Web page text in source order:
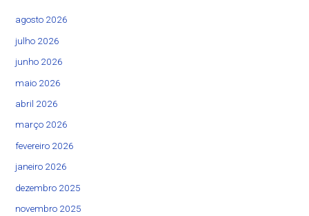
agosto 2026
julho 2026
junho 2026
maio 2026
abril 2026
março 2026
fevereiro 2026
janeiro 2026
dezembro 2025
novembro 2025